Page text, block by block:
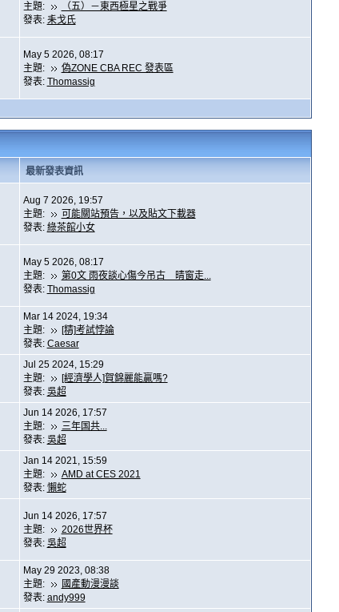
主題:
（五）－東西極星之戰爭
發表: 耒戈氏
May 5 2026, 08:17
主題:
偽ZONE CBA REC 發表區
發表: Thomassig
最新發表資訊
Aug 7 2026, 19:57
主題:
可能關站預告，以及貼文下載器
發表: 綠茶館小女
May 5 2026, 08:17
主題:
第0文 雨夜談心傷今吊古 晴窗走...
發表: Thomassig
Mar 14 2024, 19:34
主題:
[精]考試悖論
發表: Caesar
Jul 25 2024, 15:29
主題:
[經濟學人]賀錦麗能贏嗎?
發表: 吳超
Jun 14 2026, 17:57
主題:
三年国共...
發表: 吳超
Jan 14 2021, 15:59
主題:
AMD at CES 2021
發表: 懶蛇
Jun 14 2026, 17:57
主題:
2026世界杯
發表: 吳超
May 29 2023, 08:38
主題:
國產動漫漫談
發表: andy999